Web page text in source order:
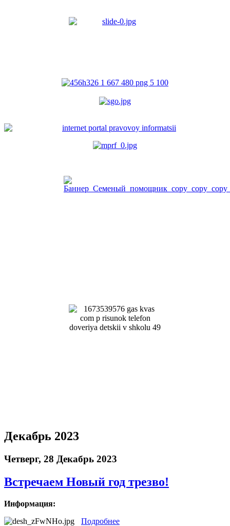
Декабрь 2023
Четверг, 28 Декабрь 2023
Встречаем Новый год трезво!
Информация:
Подробнее